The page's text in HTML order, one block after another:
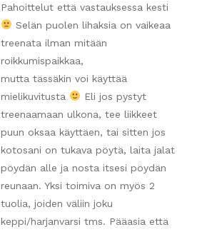
Pahoittelut että vastauksessa kesti
Selän puolen lihaksia on vaikeaa
treenata ilman mitään
roikkumispaikkaa,
mutta tässäkin voi käyttää
mielikuvitusta
Eli jos pystyt
treenaamaan ulkona, tee liikkeet
puun oksaa käyttäen, tai sitten jos
kotosani on tukava pöytä, laita jalat
pöydän alle ja nosta itsesi pöydän
reunaan. Yksi toimiva on myös 2
tuolia, joiden väliin joku
keppi/harjanvarsi tms. Pääasia että